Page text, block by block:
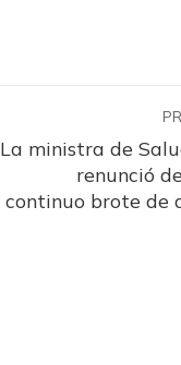
La ministra de
renunció
continuo brote de